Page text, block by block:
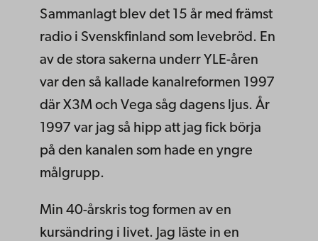
Sammanlagt blev det 15 år med främst
radio i Svenskfinland som levebröd. En
av de stora sakerna underr YLE-åren
var den så kallade kanalreformen 1997
där X3M och Vega såg dagens ljus. År
1997 var jag så hipp att jag fick börja
på den kanalen som hade en yngre
målgrupp.
Min 40-årskris tog formen av en
kursändring i livet. Jag läste in en